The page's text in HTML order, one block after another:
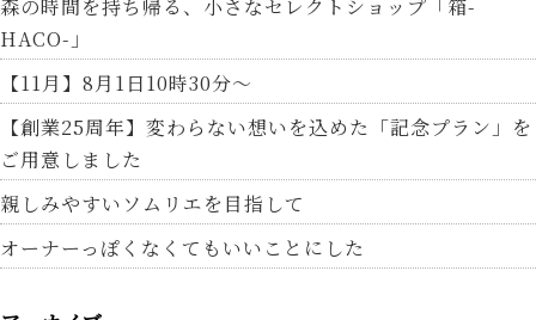
森の時間を持ち帰る、小さなセレクトショップ「箱-
HACO-」
【11月】8月1日10時30分～
【創業25周年】変わらない想いを込めた「記念プラン」を
ご用意しました
親しみやすいソムリエを目指して
オーナーっぽくなくてもいいことにした